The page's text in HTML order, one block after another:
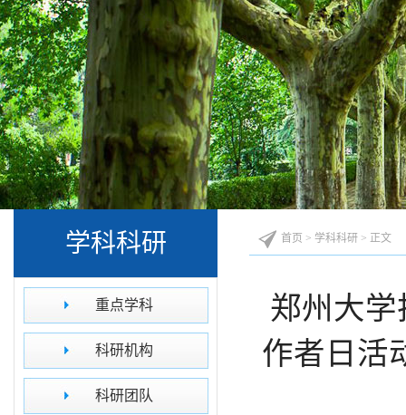
学科科研
重点学科
科研机构
科研团队
首页 > 学科科研 > 正文
郑州大
作者日活